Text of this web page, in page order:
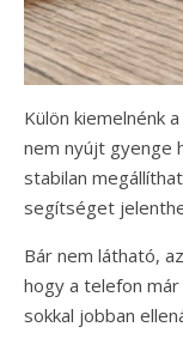
Külön kiemelnénk
nem nyújt gyenge
stabilan
segítséget
Bár nem látható,
hogy a telefon
sokkal jobban